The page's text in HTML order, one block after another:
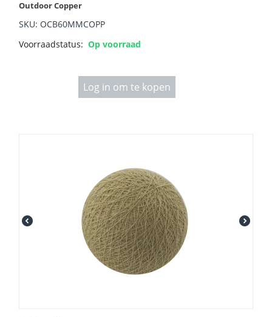
Outdoor Copper
SKU: OCB60MMCOPP
Voorraadstatus: Op voorraad
Log in om te kopen